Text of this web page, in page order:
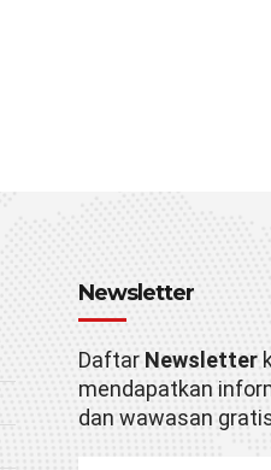
Newsletter
Daftar Newsletter
mendapatkan
dan wawasan